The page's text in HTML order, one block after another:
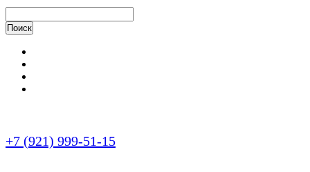
+7 (921) 999-51-15